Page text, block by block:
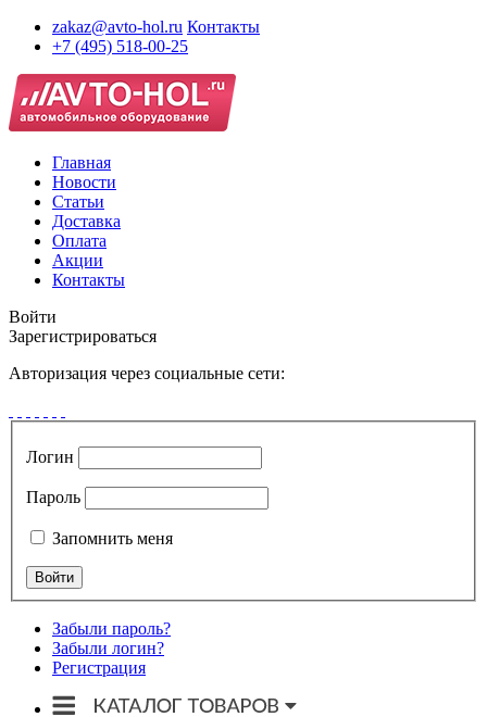
zakaz@avto-hol.ru Контакты
+7 (495) 518-00-25
Главная
Новости
Статьи
Доставка
Оплата
Акции
Контакты
Войти
Зарегистрироваться
Авторизация через социальные сети:
Логин
Пароль
Запомнить меня
Забыли пароль?
Забыли логин?
Регистрация